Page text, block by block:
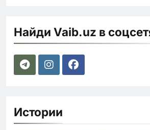
Найди Vaib.uz в
Истории